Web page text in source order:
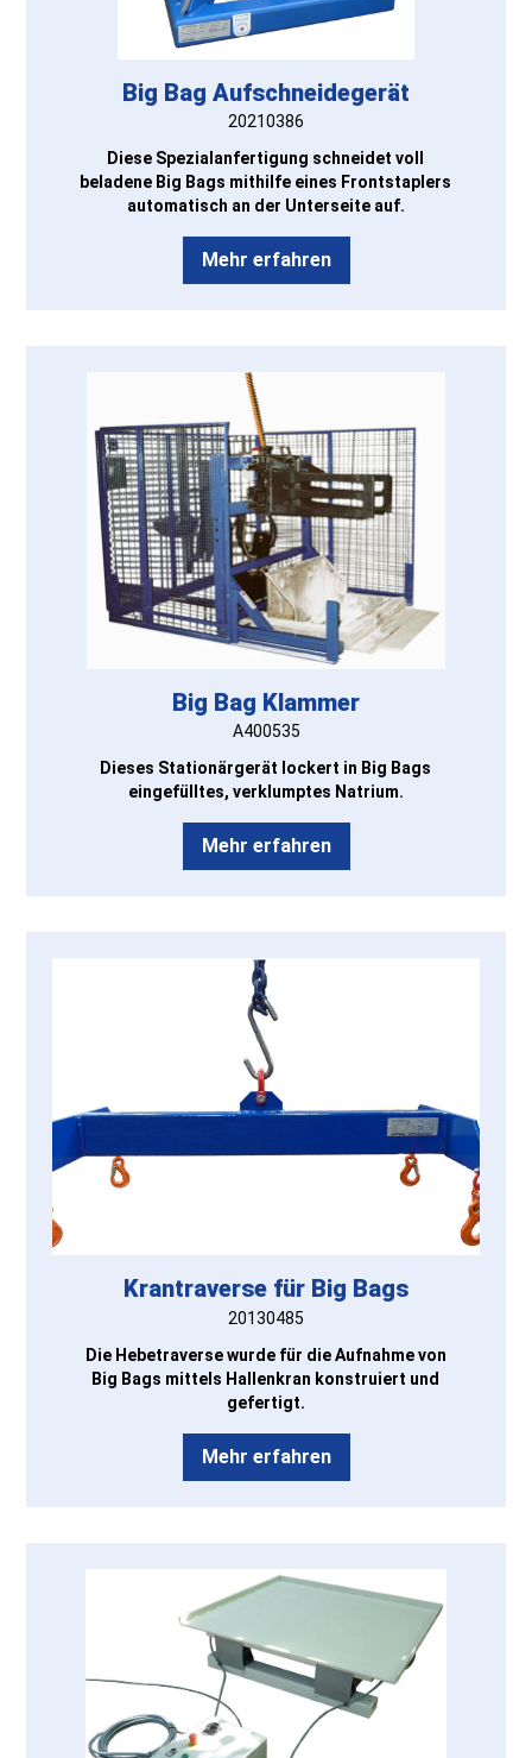
Big Bag Aufschneidegerät
20210386
Diese Spezialanfertigung schneidet voll
beladene Big Bags mithilfe eines Frontstaplers
automatisch an der Unterseite auf.
Mehr erfahren
Big Bag Klammer
A400535
Dieses Stationärgerät lockert in Big Bags
eingefülltes, verklumptes Natrium.
Mehr erfahren
Krantraverse für Big Bags
20130485
Die Hebetraverse wurde für die Aufnahme von
Big Bags mittels Hallenkran konstruiert und
gefertigt.
Mehr erfahren